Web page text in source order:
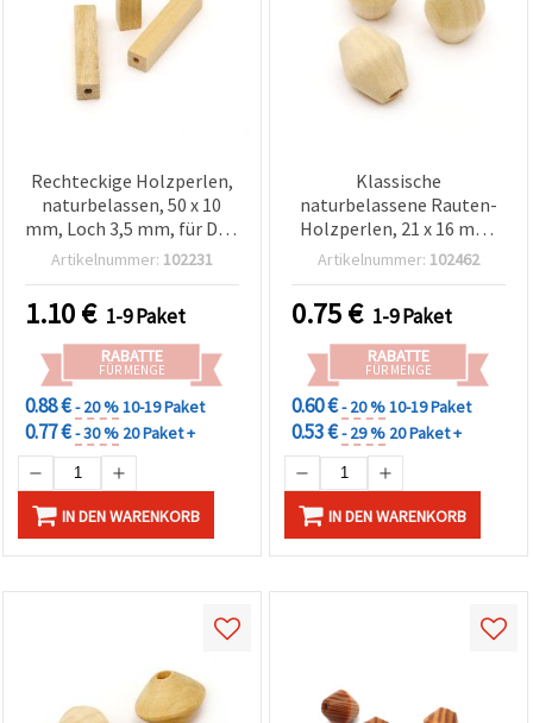
Rechteckige Holzperlen,
naturbelassen, 50 x 10
mm, Loch 3,5 mm, für DIY-
Schmuck & Basteln – 4
Artikelnummer: 102231
1.10€ 1-9 Paket
RABATTE
FÜR MENGE
0.88 €- 20 %10-19 Paket
0.77 €- 30 % 20 Paket +
IN DEN WARENKORB
Klassische
naturbelassene Rauten-
Holzperlen, 21 x 16 mm,
Loch 4,5 mm – Set mit 5
Schmuckherstellung &
Basteln
Artikelnummer: 102462
0.75€ 1-9 Paket
RABATTE
FÜR MENGE
0.60 €- 20 %10-19 Paket
0.53 €- 29 % 20 Paket +
IN DEN WARENKORB